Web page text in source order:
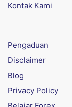
Kontak Kami
Pengaduan
Disclaimer
Blog
Privacy Policy